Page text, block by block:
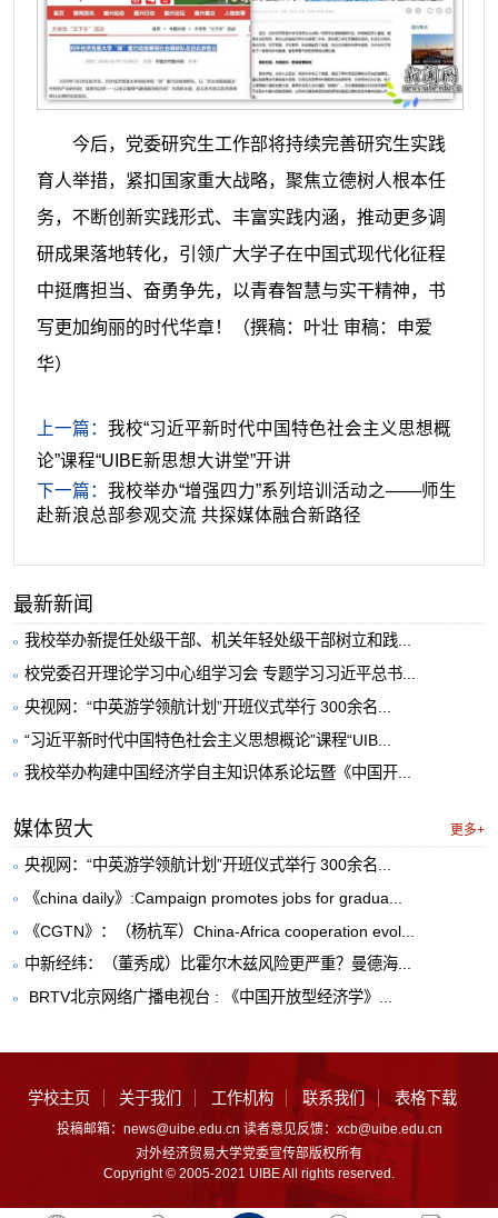
今后，党委研究生工作部将持续完善研究生实践
育人举措，紧扣国家重大战略，聚焦立德树人根本任
务，不断创新实践形式、丰富实践内涵，推动更多调
研成果落地转化，引领广大学子在中国式现代化征程
中挺膺担当、奋勇争先，以青春智慧与实干精神，书
写更加绚丽的时代华章！
（撰稿：叶壮 审稿：申爱
华）
上一篇： 我校“习近平新时代中国特色社会主义思想概
论”课程“UIBE新思想大讲堂”开讲
下一篇： 我校举办“增强四力”系列培训活动之——师生
赴新浪总部参观交流 共探媒体融合新路径
最新新闻
我校举办新提任处级干部、机关年轻处级干部树立和践...
校党委召开理论学习中心组学习会 专题学习习近平总书...
央视网：“中英游学领航计划”开班仪式举行 300余名...
“习近平新时代中国特色社会主义思想概论”课程“UIB...
我校举办构建中国经济学自主知识体系论坛暨《中国开...
媒体贸大 更多+
央视网：“中英游学领航计划”开班仪式举行 300余名...
《china daily》:Campaign promotes jobs for gradua...
《CGTN》：（杨杭军）China-Africa cooperation evol...
中新经纬：（董秀成）比霍尔木兹风险更严重？曼德海...
​ BRTV北京网络广播电视台 : 《中国开放型经济学》...
学校主页 关于我们 工作机构 联系我们 表格下载
投稿邮箱：news@uibe.edu.cn 读者意见反馈：xcb@uibe.edu.cn
对外经济贸易大学党委宣传部版权所有
Copyright © 2005-2021 UIBE All rights reserved.